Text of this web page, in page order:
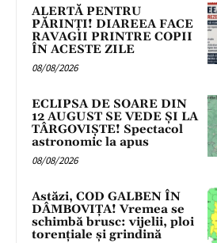
ALERTĂ PENTRU
PĂRINȚI! DIAREEA FACE
RAVAGII PRINTRE COPII
ÎN ACESTE ZILE
08/08/2026
ECLIPSA DE SOARE DIN
12 AUGUST SE VEDE ȘI LA
TÂRGOVIȘTE! Spectacol
astronomic la apus
08/08/2026
Astăzi, COD GALBEN ÎN
DÂMBOVIȚA! Vremea se
schimbă brusc: vijelii, ploi
torențiale și grindină